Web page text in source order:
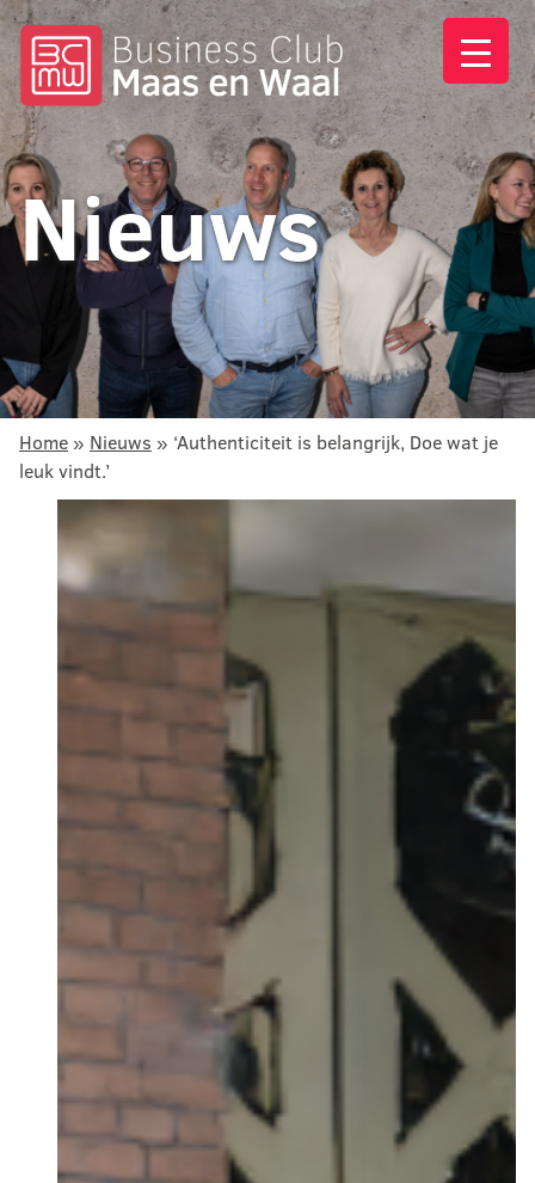
Nieuws
Home » Nieuws » ‘Authenticiteit is belangrijk, Doe wat je
leuk vindt.’